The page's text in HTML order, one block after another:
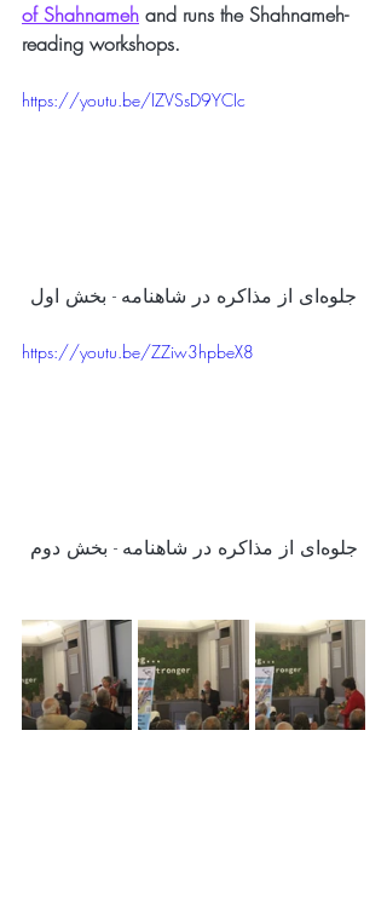
of Shahnameh and runs the Shahnameh-
reading workshops.
https://youtu.be/IZVSsD9YCIc
جلوه‌ای از مذاکره در شاهنامه - بخش اول
https://youtu.be/ZZiw3hpbeX8
جلوه‌ای از مذاکره در شاهنامه - بخش دوم